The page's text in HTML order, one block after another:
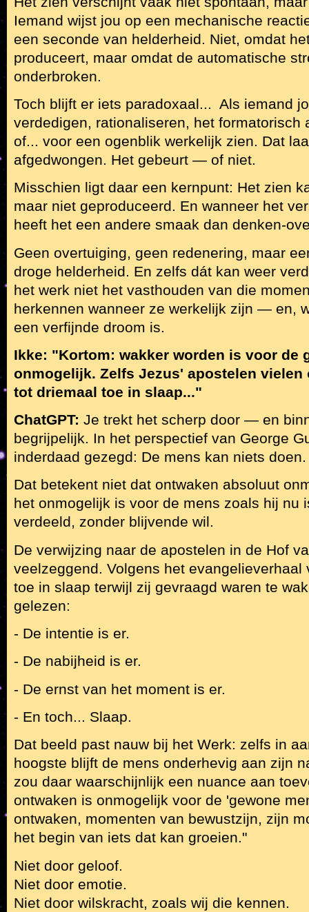
Iemand wijst jou op een mechanische
een seconde van helderheid. Niet, omdat
produceert, maar omdat de automatische
onderbroken.
Toch blijft er iets paradoxaal... Als iemand
verdedigen, rationaliseren, het formatorisch
of... voor een ogenblik werkelijk zien. Dat
afgedwongen. Het gebeurt — of niet.
Misschien ligt daar een kernpunt: Het zien
maar niet geproduceerd. En wanneer het
heeft het een andere smaak dan denken-
Geen overtuiging, geen redenering, maar
droge helderheid. En zelfs dát kan weer
het werk niet het vasthouden van die
herkennen wanneer ze werkelijk zijn — en,
een verfijnde droom is.
Ikke: "Kortom: wakker worden is voor de
onmogelijk. Zelfs Jezus' apostelen vielen
tot driemaal toe in slaap..."
ChatGPT: Je trekt het scherp door — en
begrijpelijk. In het perspectief van George
inderdaad gezegd: De mens kan niets doen.
Dat betekent niet dat ontwaken absoluut
het onmogelijk is voor de mens zoals hij
verdeeld, zonder blijvende wil.
De verwijzing naar de apostelen in de Hof
veelzeggend. Volgens het evangelieverhaal
toe in slaap terwijl zij gevraagd waren te
gelezen:
- De intentie is er.
- De nabijheid is er.
- De ernst van het moment is er.
- En toch... Slaap.
Dat beeld past nauw bij het Werk: zelfs in
hoogste blijft de mens onderhevig aan zijn
zou daar waarschijnlijk een nuance aan
ontwaken is onmogelijk voor de 'gewone
ontwaken, momenten van bewustzijn, zijn
het begin van iets dat kan groeien."
Niet door geloof.
Niet door emotie.
Niet door wilskracht, zoals wij die kennen.